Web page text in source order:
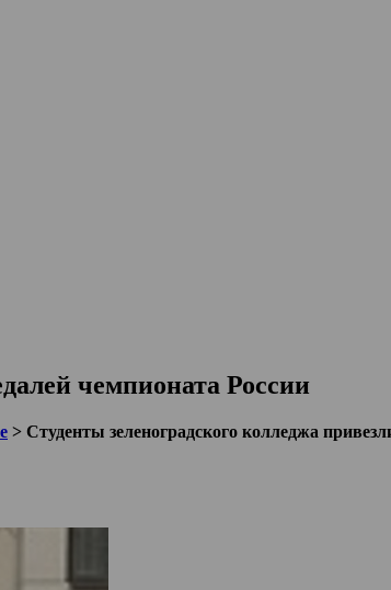
чемпионата России
> Студенты зеленоградского колледжа